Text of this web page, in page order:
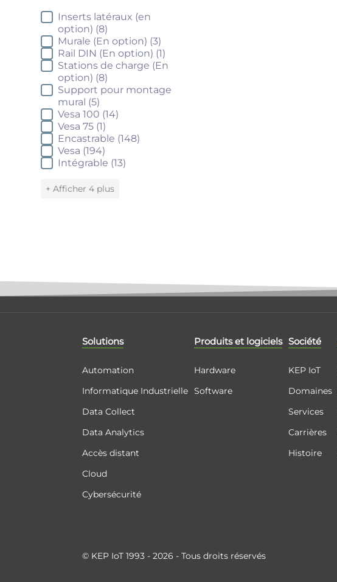
Fixation
Inserts latéraux (en
option) (8)
Murale (En option) (3)
Rail DIN (En option) (1)
Stations de charge (En
option) (8)
Support pour montage
mural (5)
Vesa 100 (14)
Vesa 75 (1)
Encastrable (148)
Vesa (194)
Intégrable (13)
+ Afficher 4 plus
Solutions
Automation
Informatique Industrielle
Data Collect
Data Analytics
Accès distant
Cloud
Cybersécurité
Produits et logiciels
Hardware
Software
Société
KEP IoT
Domaines
Services
Carrières
Histoire
© KEP IoT 1993 - 2026 - Tous droits réservés